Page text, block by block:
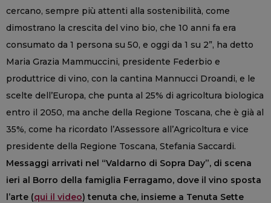
cercano, sempre più attenti alla sostenibilità, come
dimostrano la crescita del vino bio, che 10 anni fa era
consumato da 1 persona su 50, e oggi da 1 su 2”, ha detto
Maria Grazia Mammuccini, presidente Federbio e
produttrice di vino, con la cantina Mannucci Droandi, e le
scelte dell’Europa, che punta al 25% di agricoltura biologica
entro il 2050, ma anche della Regione Toscana, che è già al
35%, come ha ricordato l’Assessore all’Agricoltura e vice
presidente della Regione Toscana, Stefania Saccardi.
Messaggi arrivati nel “Valdarno di Sopra Day”, di scena
ieri al Borro della famiglia Ferragamo, dove il vino sposta
l’arte (qui il video) tenuta che, insieme a Tenuta Sette